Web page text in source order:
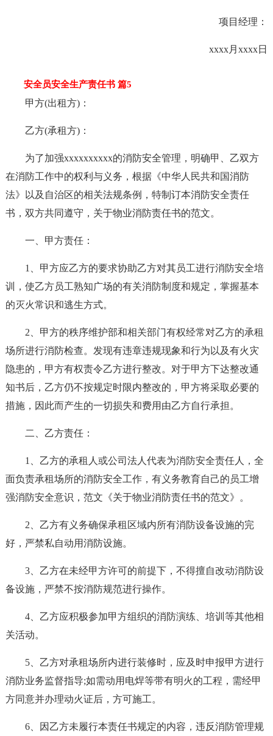
项目经理：
xxxx月xxxx日
安全员安全生产责任书 篇5
甲方(出租方)：
乙方(承租方)：
为了加强xxxxxxxxxx的消防安全管理，明确甲、乙双方
在消防工作中的权利与义务，根据《中华人民共和国消防
法》以及自治区的相关法规条例，特制订本消防安全责任
书，双方共同遵守，关于物业消防责任书的范文。
一、甲方责任：
1、甲方应乙方的要求协助乙方对其员工进行消防安全培
训，使乙方员工熟知广场的有关消防制度和规定，掌握基本
的灭火常识和逃生方式。
2、甲方的秩序维护部和相关部门有权经常对乙方的承租
场所进行消防检查。发现有违章违规现象和行为以及有火灾
隐患的，甲方有权责令乙方进行整改。对于甲方下达整改通
知书后，乙方仍不按规定时限内整改的，甲方将采取必要的
措施，因此而产生的一切损失和费用由乙方自行承担。
二、乙方责任：
1、乙方的承租人或公司法人代表为消防安全责任人，全
面负责承租场所的消防安全工作，有义务教育自己的员工增
强消防安全意识，范文《关于物业消防责任书的范文》。
2、乙方有义务确保承租区域内所有消防设备设施的完
好，严禁私自动用消防设施。
3、乙方在未经甲方许可的前提下，不得擅自改动消防设
备设施，严禁不按消防规范进行操作。
4、乙方应积极参加甲方组织的消防演练、培训等其他相
关活动。
5、乙方对承租场所内进行装修时，应及时申报甲方进行
消防业务监督指导;如需动用电焊等带有明火的工程，需经甲
方同意并办理动火证后，方可施工。
6、因乙方未履行本责任书规定的内容，违反消防管理规